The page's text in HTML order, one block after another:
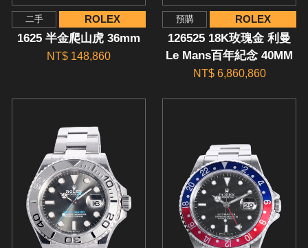
二手 ROLEX
1625 半金爬山虎 36mm
NT$ 148,860
預購 ROLEX
126525 18K玫瑰金 利曼
Le Mans百年紀念 40MM
NT$ 6,860,860